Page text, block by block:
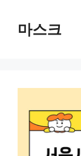
마스크